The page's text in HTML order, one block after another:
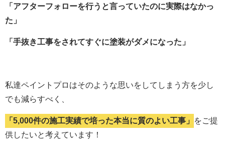
「アフターフォローを行うと言っていたのに実際はなかっ
た」
「手抜き工事をされてすぐに塗装がダメになった」
私達ペイントプロはそのような思いをしてしまう方を少し
でも減らすべく、
「5,000件の施工実績で培った本当に質のよい工事」
をご提
供したいと考えています！